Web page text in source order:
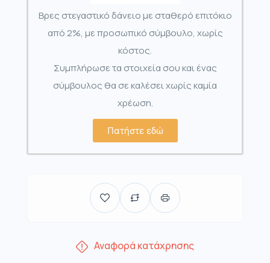
Βρες στεγαστικό δάνειο με σταθερό επιτόκιο
από 2%, με προσωπικό σύμβουλο, χωρίς
κόστος.
Συμπλήρωσε τα στοιχεία σου και ένας
σύμβουλος θα σε καλέσει χωρίς καμία
χρέωση.
Πατήστε εδώ
Αναφορά κατάχρησης